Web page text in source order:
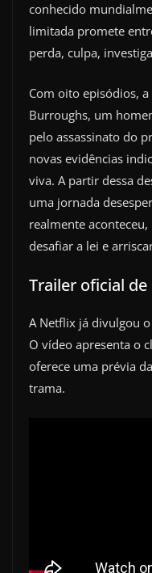
conhecido
limitada promete
perda, culpa,
Com oito episódios,
Burroughs, um
pelo assassinato do
novas evidências
viva. A partir dessa
uma jornada
realmente
desafiar a lei e
Trailer oficial de
A Netflix já divulgou
O vídeo apresenta o
oferece uma prévia
trama.